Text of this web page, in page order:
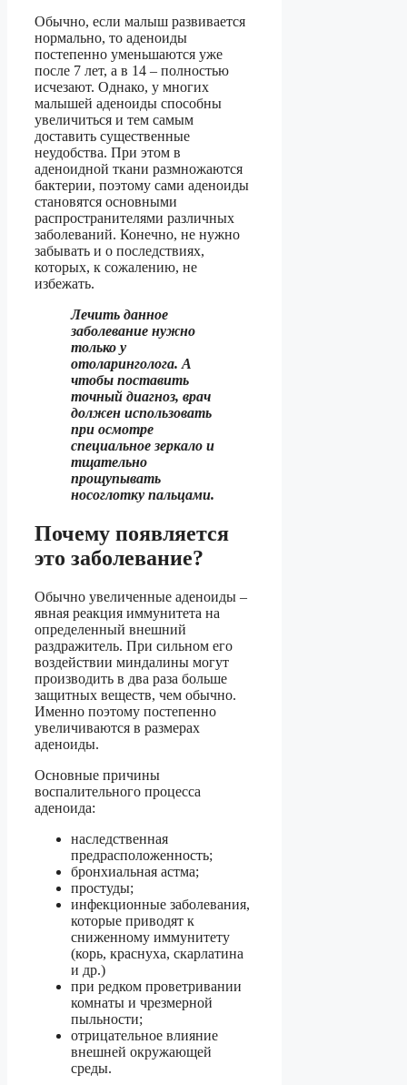
Обычно, если малыш развивается
нормально, то аденоиды
постепенно уменьшаются уже
после 7 лет, а в 14 – полностью
исчезают. Однако, у многих
малышей аденоиды способны
увеличиться и тем самым
доставить существенные
неудобства. При этом в
аденоидной ткани размножаются
бактерии, поэтому сами аденоиды
становятся основными
распространителями различных
заболеваний. Конечно, не нужно
забывать и о последствиях,
которых, к сожалению, не
избежать.
Лечить данное
заболевание нужно
только у
отоларинголога. А
чтобы поставить
точный диагноз, врач
должен использовать
при осмотре
специальное зеркало и
тщательно
прощупывать
носоглотку пальцами.
Почему появляется
это заболевание?
Обычно увеличенные аденоиды –
явная реакция иммунитета на
определенный внешний
раздражитель. При сильном его
воздействии миндалины могут
производить в два раза больше
защитных веществ, чем обычно.
Именно поэтому постепенно
увеличиваются в размерах
аденоиды.
Основные причины
воспалительного процесса
аденоида:
наследственная
предрасположенность;
бронхиальная астма;
простуды;
инфекционные заболевания,
которые приводят к
сниженному иммунитету
(корь, краснуха, скарлатина
и др.)
при редком проветривании
комнаты и чрезмерной
пыльности;
отрицательное влияние
внешней окружающей
среды.